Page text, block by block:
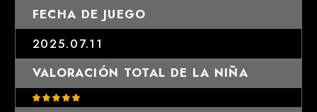
FECHA DE JUEGO
2025.07.11
VALORACIÓN TOTAL DE LA NIÑA